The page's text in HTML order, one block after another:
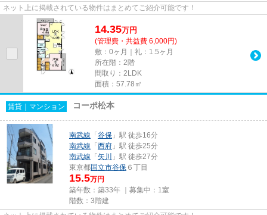
ネット上に掲載されている物件はまとめてご紹介可能です！
14.35万円
(管理費・共益費 6,000円)
敷：0ヶ月｜礼：1.5ヶ月
所在階：2階
間取り：2LDK
面積：57.78㎡
賃貸｜マンション コーポ松本
南武線 「谷保 」駅 徒歩16分
南武線 「西府 」駅 徒歩25分
南武線 「矢川
」駅 徒歩27分
東京都国立市谷保 ６丁目
15.5万円
築年数：築33年 ｜募集中： 1室
階数：3階建